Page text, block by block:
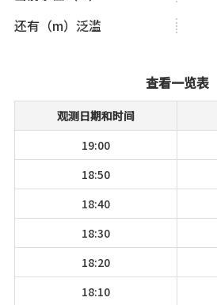
还有（m）泛滥
查看一览表
观测日期和时间
19:00
18:50
18:40
18:30
18:20
18:10